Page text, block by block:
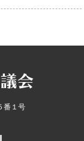
番１号